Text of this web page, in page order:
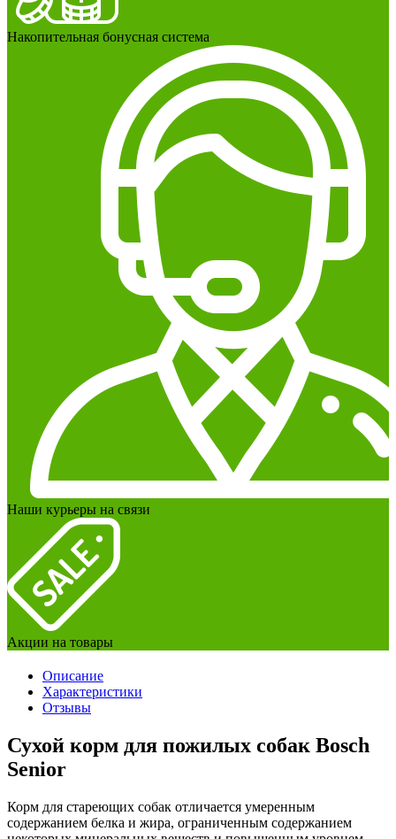
Накопительная бонусная система
Наши курьеры на связи
Акции на товары
Описание
Характеристики
Отзывы
Сухой корм для пожилых собак Bosch
Senior
Корм для стареющих собак отличается умеренным
содержанием белка и жира, ограниченным содержанием